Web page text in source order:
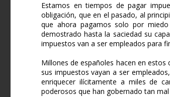
Estamos en tiempos de pagar
obligación, que en el pasado, al
que ahora pagamos solo por
demostrado hasta la saciedad su
impuestos van a ser empleados para
Millones de españoles hacen en
sus impuestos vayan a ser
enriquecer ilícitamente a miles de
poderosos que han gobernado tan